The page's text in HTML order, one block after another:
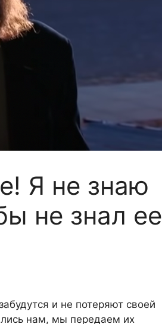
Я не знаю
не знал ее
и не потеряют своей
нам, мы передаем их